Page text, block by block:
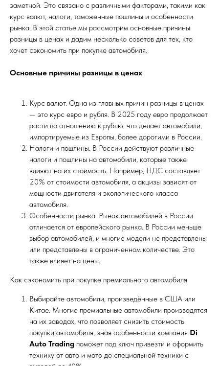
заметной. Это связано с различными факторами, такими как
курс валют, налоги, таможенные пошлины и особенности
рынка. В этой статье мы рассмотрим основные причины
разницы в ценах и дадим несколько советов для тех, кто
хочет сэкономить при покупке автомобиля.
Основные причины разницы в ценах
Курс валют. Одна из главных причин разницы в ценах
— это курс евро и рубля. В 2025 году евро продолжает
расти по отношению к рублю, что делает автомобили,
импортируемые из Европы, более дорогими в России.
Налоги и пошлины. В России действуют различные
налоги и пошлины на автомобили, которые также
влияют на их стоимость. Например, НДС составляет
20% от стоимости автомобиля, а акцизы зависят от
мощности двигателя и экологического класса
автомобиля.
Особенности рынка. Рынок автомобилей в России
отличается от европейского рынка. В России меньше
выбор автомобилей, и многие модели не представлены
или представлены в ограниченном количестве. Это
также влияет на цены.
Как сэкономить при покупке премиального автомобиля
Выбирайте автомобили, произведённые в США или
Китае. Многие премиальные автомобили производятся
на их заводах, что позволяет снизить стоимость
покупки автомобиля, зная особенности компания Di
Auto Trading поможет под ключ привезти и оформить
технику от авто и мото до специальной техники с
ВИДЕО ОТЗЫВЫ